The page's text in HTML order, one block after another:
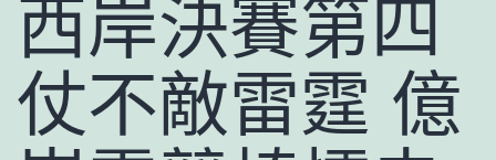
西岸決賽第四
仗不敵雷霆 億